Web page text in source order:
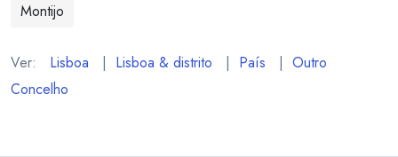
Temas
Contactos
Montijo
Ver: Lisboa | Lisboa & distrito | País | Outro
Concelho